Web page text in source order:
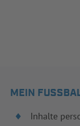
MEIN
Inhalte